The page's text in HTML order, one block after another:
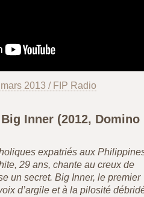
2013 / FIP Radio
Inner (2012, Domino
expatriés aux
29 ans, chante au creux de
un secret. Big Inner, le premier
d’argile et à la pilosité